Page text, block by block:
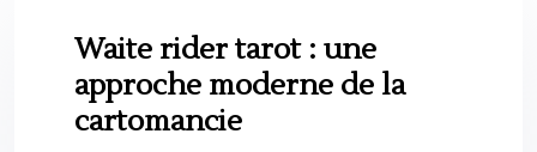
Waite rider tarot : une
approche moderne de la
cartomancie